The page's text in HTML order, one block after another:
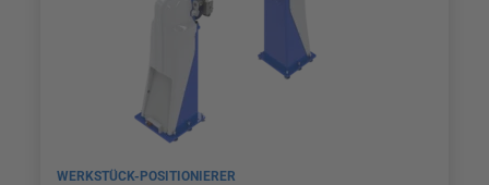
WERKSTÜCK-POSITIONIERER